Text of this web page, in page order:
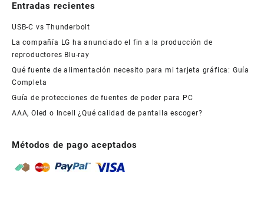
Entradas recientes
USB-C vs Thunderbolt
La compañía LG ha anunciado el fin a la producción de
reproductores Blu-ray
Qué fuente de alimentación necesito para mi tarjeta gráfica: Guía
Completa
Guía de protecciones de fuentes de poder para PC
AAA, Oled o Incell ¿Qué calidad de pantalla escoger?
Métodos de pago aceptados